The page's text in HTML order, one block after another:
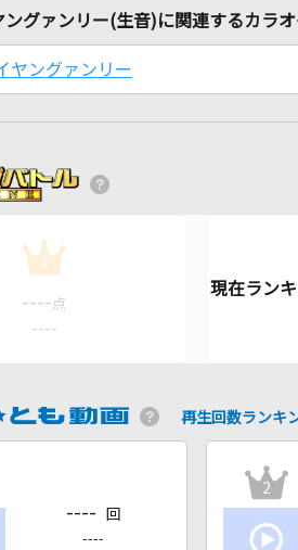
ングァンリー(生音)に関連するカラ
ヤングァンリー
1
---- 点
----
再生回数ランキ
---- 回
----
2